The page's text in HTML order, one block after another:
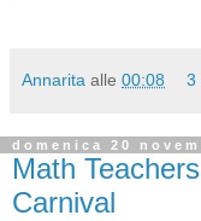
Annarita alle 00:08 3
domenica 20
Math
Carnival